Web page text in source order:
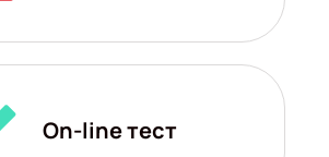
On-line тест